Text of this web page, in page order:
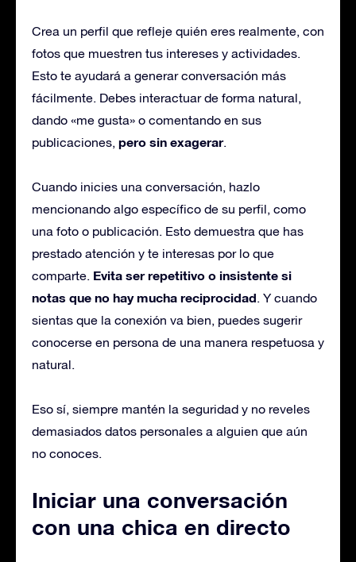
Crea un perfil que refleje quién eres realmente, con
fotos que muestren tus intereses y actividades.
Esto te ayudará a generar conversación más
fácilmente. Debes interactuar de forma natural,
dando «me gusta» o comentando en sus
publicaciones, pero sin exagerar.
Cuando inicies una conversación, hazlo
mencionando algo específico de su perfil, como
una foto o publicación. Esto demuestra que has
prestado atención y te interesas por lo que
comparte. Evita ser repetitivo o insistente si
notas que no hay mucha reciprocidad. Y cuando
sientas que la conexión va bien, puedes sugerir
conocerse en persona de una manera respetuosa y
natural.
Eso sí, siempre mantén la seguridad y no reveles
demasiados datos personales a alguien que aún
no conoces.
Iniciar una conversación
con una chica en directo